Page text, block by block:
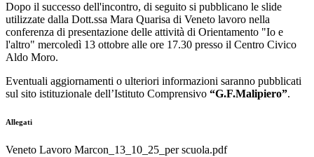
Dopo il successo dell'incontro, di seguito si pubblicano le slide
utilizzate dalla Dott.ssa Mara Quarisa di Veneto lavoro nella
conferenza di presentazione delle attività di Orientamento "Io e
l'altro" mercoledì 13 ottobre alle ore 17.30 presso il Centro Civico
Aldo Moro.
Eventuali aggiornamenti o ulteriori informazioni saranno pubblicati
sul sito istituzionale dell’Istituto Comprensivo “G.F.Malipiero”.
Allegati
Veneto Lavoro Marcon_13_10_25_per scuola.pdf